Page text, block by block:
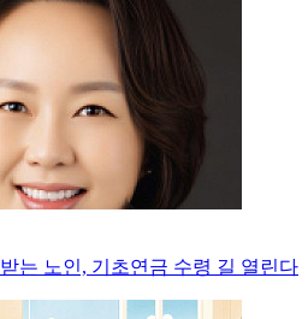
는 노인, 기초연금 수령 길 열린다